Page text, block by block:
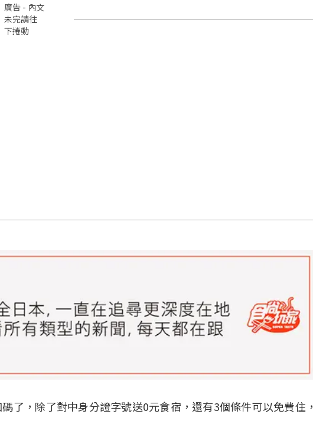
廣告 - 內文
未完請往
下捲動
了，除了對中身分證字號送0元食宿，還有3個條件可以免費住，